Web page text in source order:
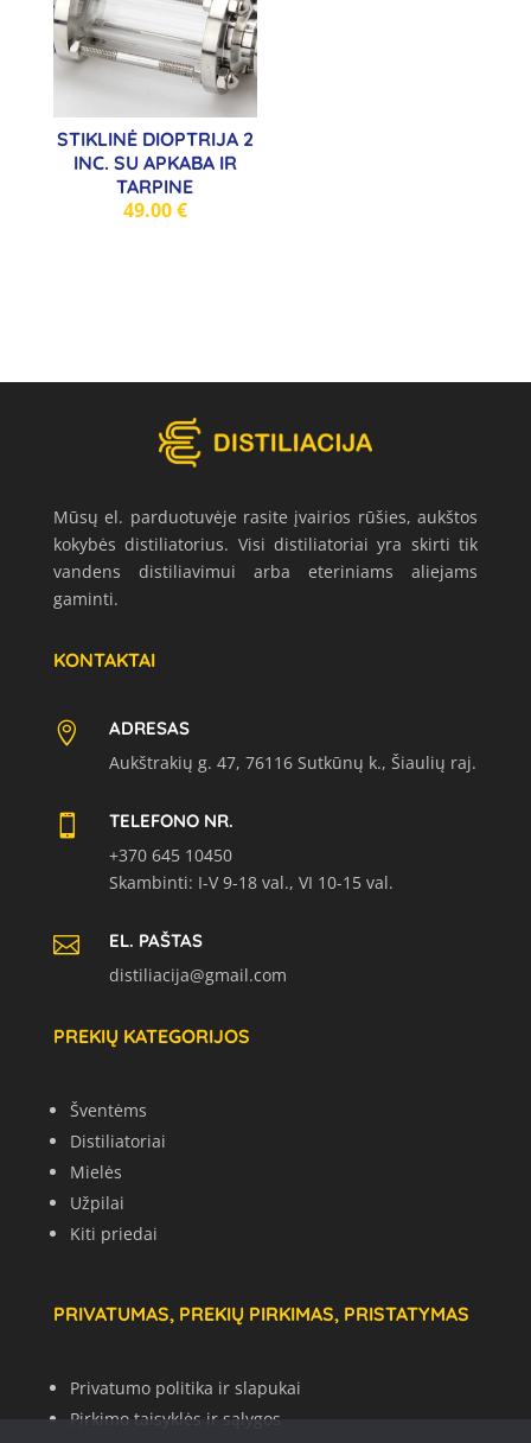
STIKLINĖ DIOPTRIJA 2
INC. SU APKABA IR
TARPINE
49.00€
Mūsų el. parduotuvėje rasite įvairios rūšies, aukštos
kokybės distiliatorius. Visi distiliatoriai yra skirti tik
vandens distiliavimui arba eteriniams aliejams
gaminti.
KONTAKTAI

ADRESAS
Aukštrakių g. 47, 76116 Sutkūnų k., Šiaulių raj.

TELEFONO NR.
+370 645 10450
Skambinti: I-V 9-18 val., VI 10-15 val.

EL. PAŠTAS
distiliacija@gmail.com
PREKIŲ KATEGORIJOS
Šventėms
Distiliatoriai
Mielės
Užpilai
Kiti priedai
PRIVATUMAS, PREKIŲ PIRKIMAS, PRISTATYMAS
Privatumo politika ir slapukai
Pirkimo taisyklės ir sąlygos